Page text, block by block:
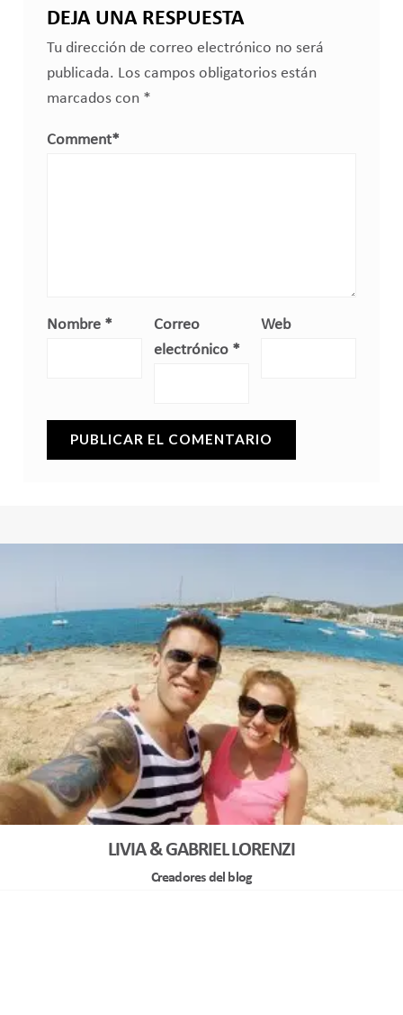
DEJA UNA RESPUESTA
Tu dirección de correo electrónico no será
publicada. Los campos obligatorios están
marcados con *
Comment*
Nombre *
Correo
electrónico *
Web
LIVIA & GABRIEL LORENZI
Creadores del blog